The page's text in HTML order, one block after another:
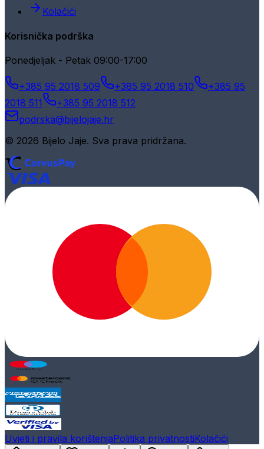
Kolačići
Korisnička podrška
Ponedjeljak - Petak 09:00-17:00
+385 95 2018 509 +385 95 2018 510
+385 95
2018 511
+385 95 2018 512
podrska@bijelojaje.hr
© 2026 Bijelo Jaje. Sva prava pridržana.
Uvjeti i pravila korištenjaPolitika privatnostiKolačići